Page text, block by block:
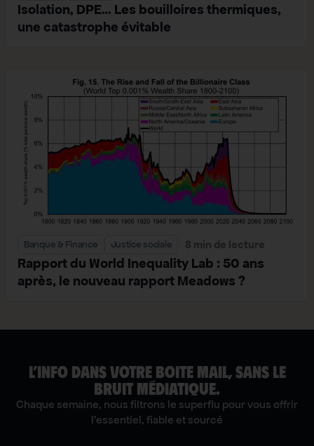
Isolation, DPE… Les bouilloires thermiques,
une catastrophe évitable
Banque & Finance Justice sociale 8 min de lecture
Rapport du World Inequality Lab : 50 ans
après, le nouveau rapport Meadows ?
L’INFO DANS VOTRE BOITE MAIL, SANS LE
BRUIT MÉDIATIQUE.
Chaque semaine, nous filtrons le superflu pour vous offrir
l'essentiel, fiable et sourcé